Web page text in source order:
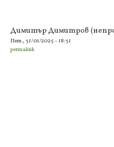
Димитър Димитров
Пет., 31/01/2025 - 18:31
permalink